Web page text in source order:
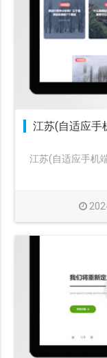
江苏(自适应手
江苏(自适应手机